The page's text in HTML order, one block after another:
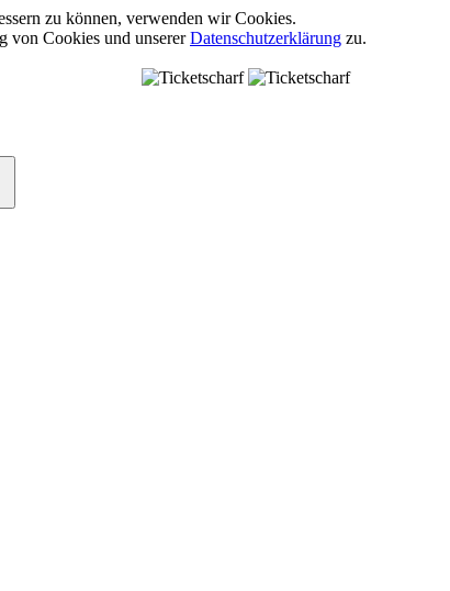
zu können, verwenden wir Cookies.
von Cookies und unsererDatenschutzerklärung zu.